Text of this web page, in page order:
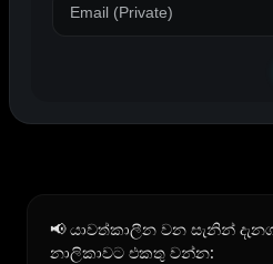
📢 යාවත්කාලීන වන සැනින්
නාලිකාවට එකතු වන්න: